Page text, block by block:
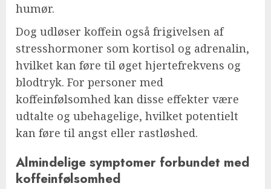
humør.
Dog udløser koffein også frigivelsen af
stresshormoner som kortisol og adrenalin,
hvilket kan føre til øget hjertefrekvens og
blodtryk. For personer med
koffeinfølsomhed kan disse effekter være
udtalte og ubehagelige, hvilket potentielt
kan føre til angst eller rastløshed.
Almindelige symptomer forbundet med
koffeinfølsomhed